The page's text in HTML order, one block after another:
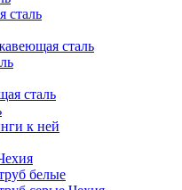
сталь
сталь
сталь
к ней
белые